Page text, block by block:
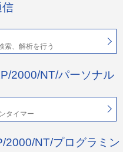
信
索、解析を行う
2000/NT/パーソナル
タイマー
2000/NT/プログラミン